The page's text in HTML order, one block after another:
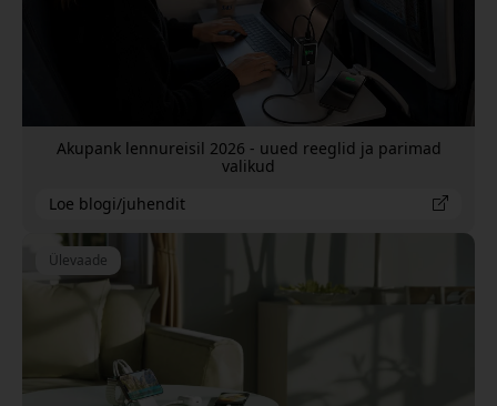
Akupank lennureisil 2026 - uued reeglid ja parimad
valikud
Loe blogi/juhendit
Ülevaade